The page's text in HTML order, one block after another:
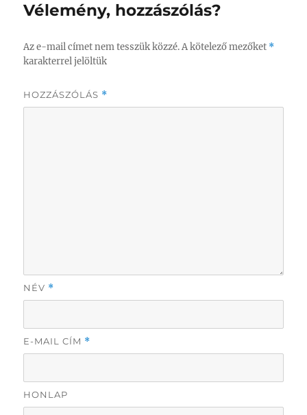
Vélemény, hozzászólás?
Az e-mail címet nem tesszük közzé. A kötelező mezőket *
karakterrel jelöltük
HOZZÁSZÓLÁS *
NÉV *
E-MAIL CÍM *
HONLAP